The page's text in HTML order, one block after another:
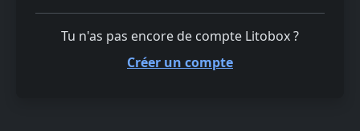
Tu n'as pas encore de compte Litobox ?
Créer un compte